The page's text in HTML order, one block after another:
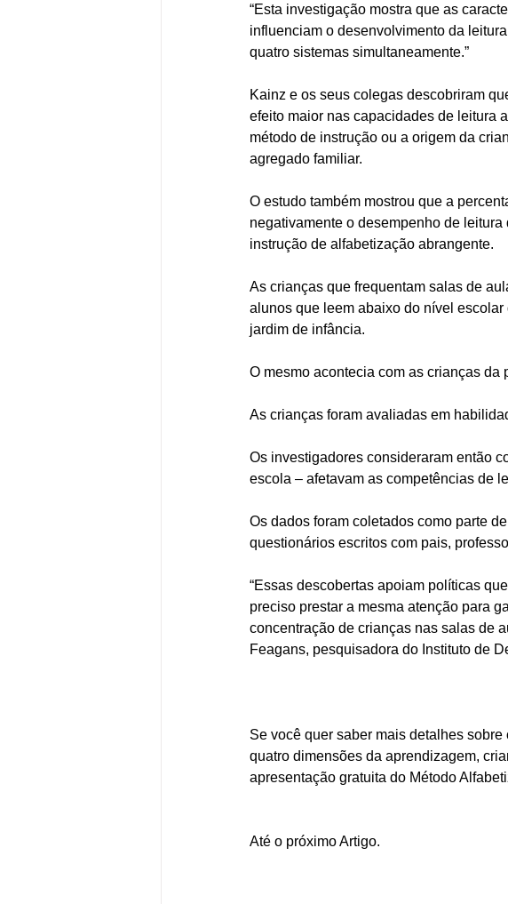
“Esta investigação mostra que as
influenciam o desenvolvimento da
quatro sistemas simultaneamente.”
Kainz e os seus colegas descobriram
efeito maior nas capacidades de leitura
método de instrução ou a origem da
agregado familiar.
O estudo também mostrou que a
negativamente o desempenho de
instrução de alfabetização abrangente.
As crianças que frequentam salas de
alunos que leem abaixo do nível
jardim de infância.
O mesmo acontecia com as crianças da
As crianças foram avaliadas em
Os investigadores consideraram então
escola – afetavam as competências de
Os dados foram coletados como parte
questionários escritos com pais,
“Essas descobertas apoiam políticas
preciso prestar a mesma atenção para
concentração de crianças nas salas de
Feagans, pesquisadora do Instituto de
Se você quer saber mais detalhes
quatro dimensões da aprendizagem,
apresentação gratuita do Método
Até o próximo Artigo.